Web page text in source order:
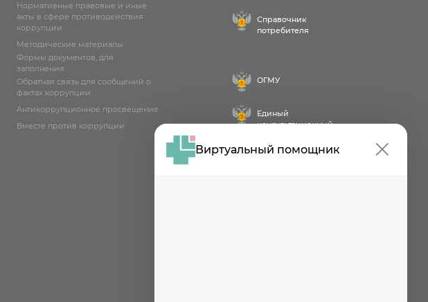
Виртуальный помощник
Нормативные правовые и иные
акты в сфере противодействия
коррупции
Методические материалы
Формы документов, для
заполнения
Обратная связь для сообщений о
фактах коррупции
Антикоррупционное просвещение
Вместе против коррупции
Справочник
потребителя
ОГМУ
Единый
консультационный